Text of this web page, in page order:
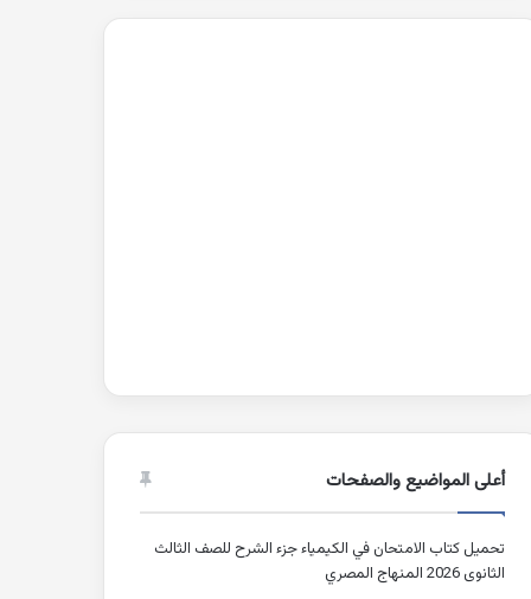
أعلى المواضيع والصفحات
تحميل كتاب الامتحان في الكيمياء جزء الشرح للصف الثالث
الثانوى 2026 المنهاج المصري